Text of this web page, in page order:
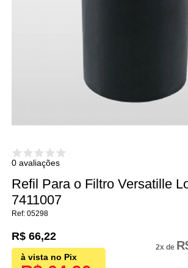
0 avaliações
Refil Para o Filtro Versatille
7411007
05298
R$ 66,22
2x de